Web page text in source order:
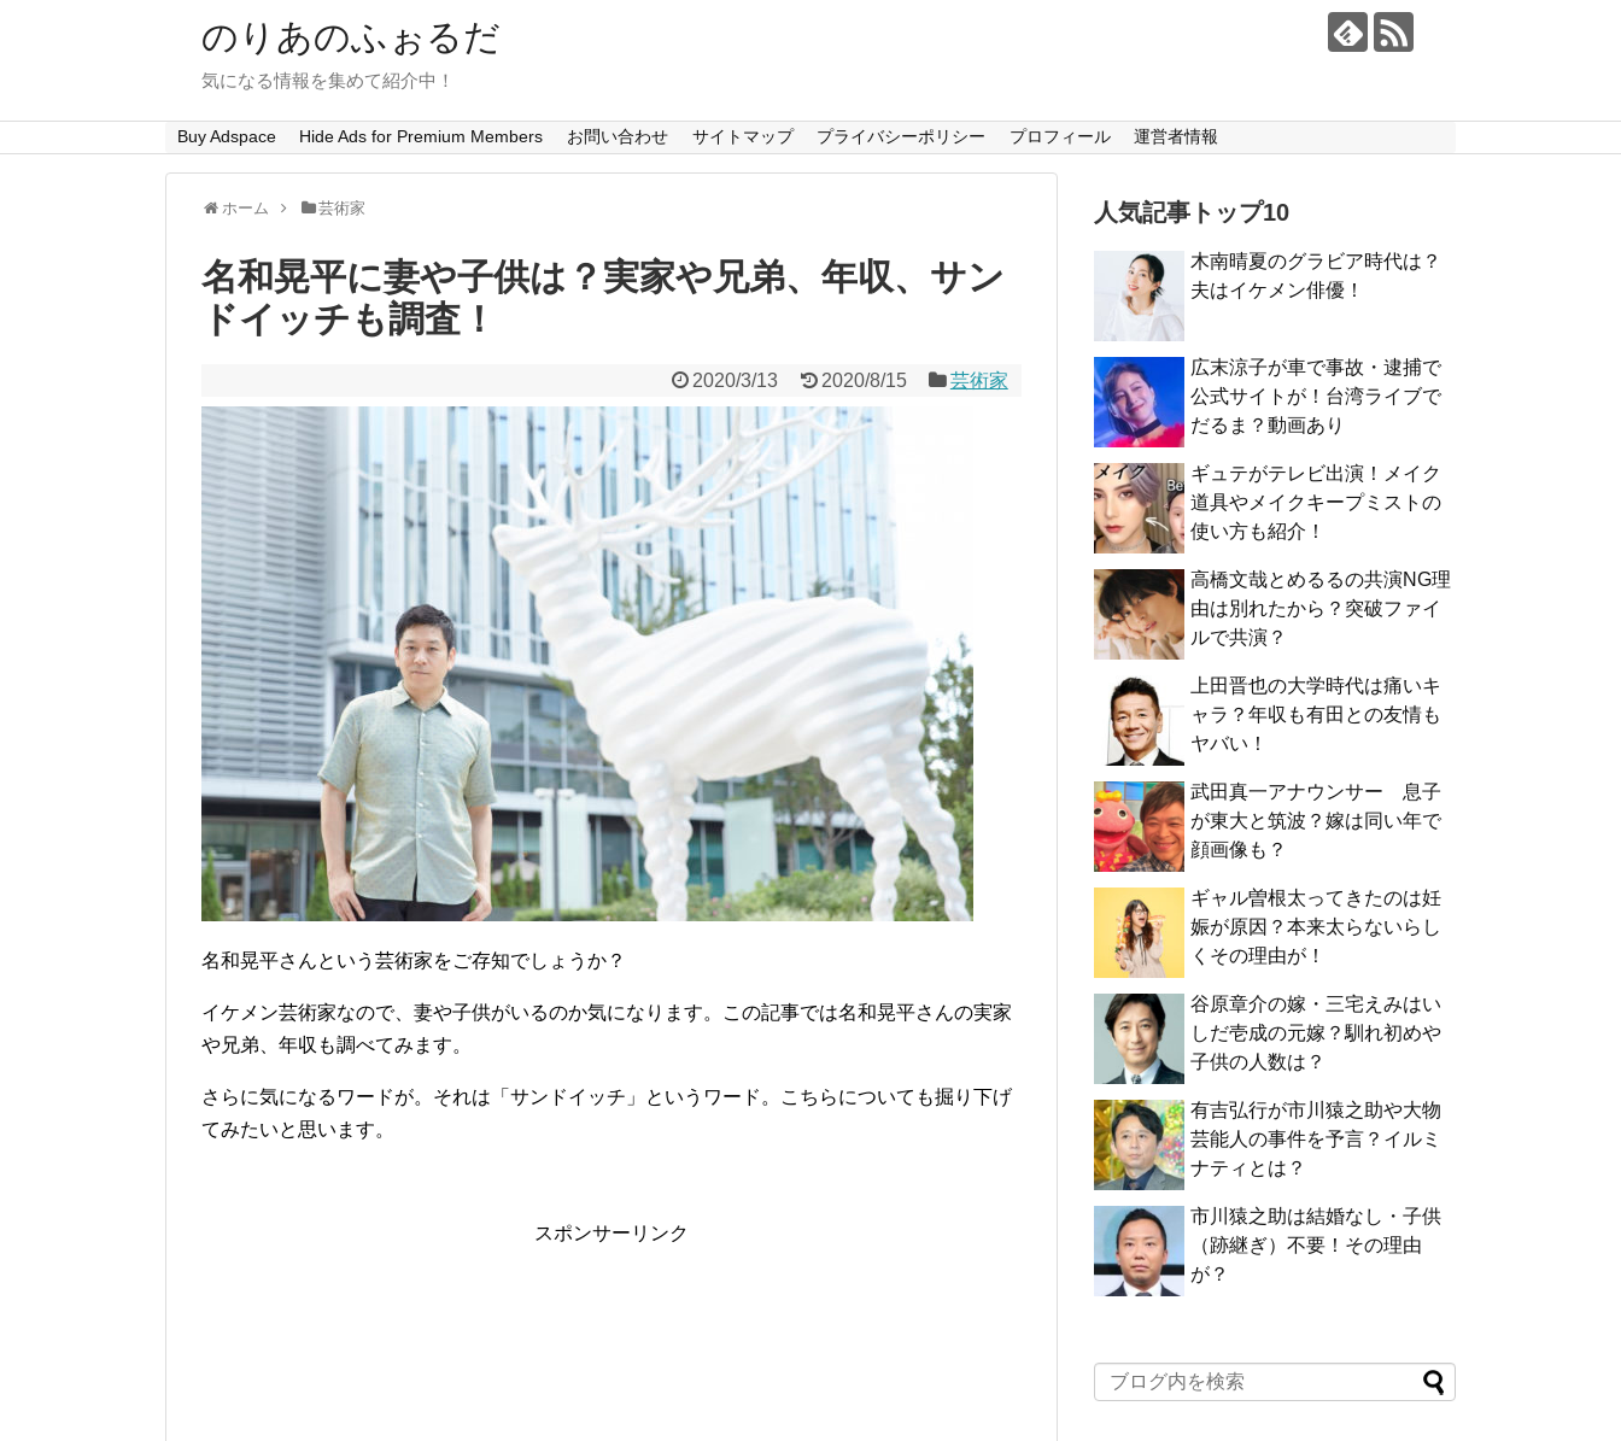
のりあのふぉるだ
気になる情報を集めて紹介中！
Buy Adspace Hide Ads for Premium Members お問い合わせ サイトマップ プライバシーポリシー プロフィール 運営者情報
ホーム 芸術家
名和晃平に妻や子供は？実家や兄弟、年収、サン
ドイッチも調査！
2020/3/13 2020/8/15 芸術家
名和晃平さんという芸術家をご存知でしょうか？
イケメン芸術家なので、妻や子供がいるのか気になります。この記事では名和晃平さんの実家
や兄弟、年収も調べてみます。
さらに気になるワードが。それは「サンドイッチ」というワード。こちらについても掘り下げ
てみたいと思います。
スポンサーリンク
人気記事トップ10
木南晴夏のグラビア時代は？
夫はイケメン俳優！
広末涼子が車で事故・逮捕で
公式サイトが！台湾ライブで
だるま？動画あり
ギュテがテレビ出演！メイク
道具やメイクキープミストの
使い方も紹介！
高橋文哉とめるるの共演NG理
由は別れたから？突破ファイ
ルで共演？
上田晋也の大学時代は痛いキ
ャラ？年収も有田との友情も
ヤバい！
武田真一アナウンサー 息子
が東大と筑波？嫁は同い年で
顔画像も？
ギャル曽根太ってきたのは妊
娠が原因？本来太らないらし
くその理由が！
谷原章介の嫁・三宅えみはい
しだ壱成の元嫁？馴れ初めや
子供の人数は？
有吉弘行が市川猿之助や大物
芸能人の事件を予言？イルミ
ナティとは？
市川猿之助は結婚なし・子供
（跡継ぎ）不要！その理由
が？